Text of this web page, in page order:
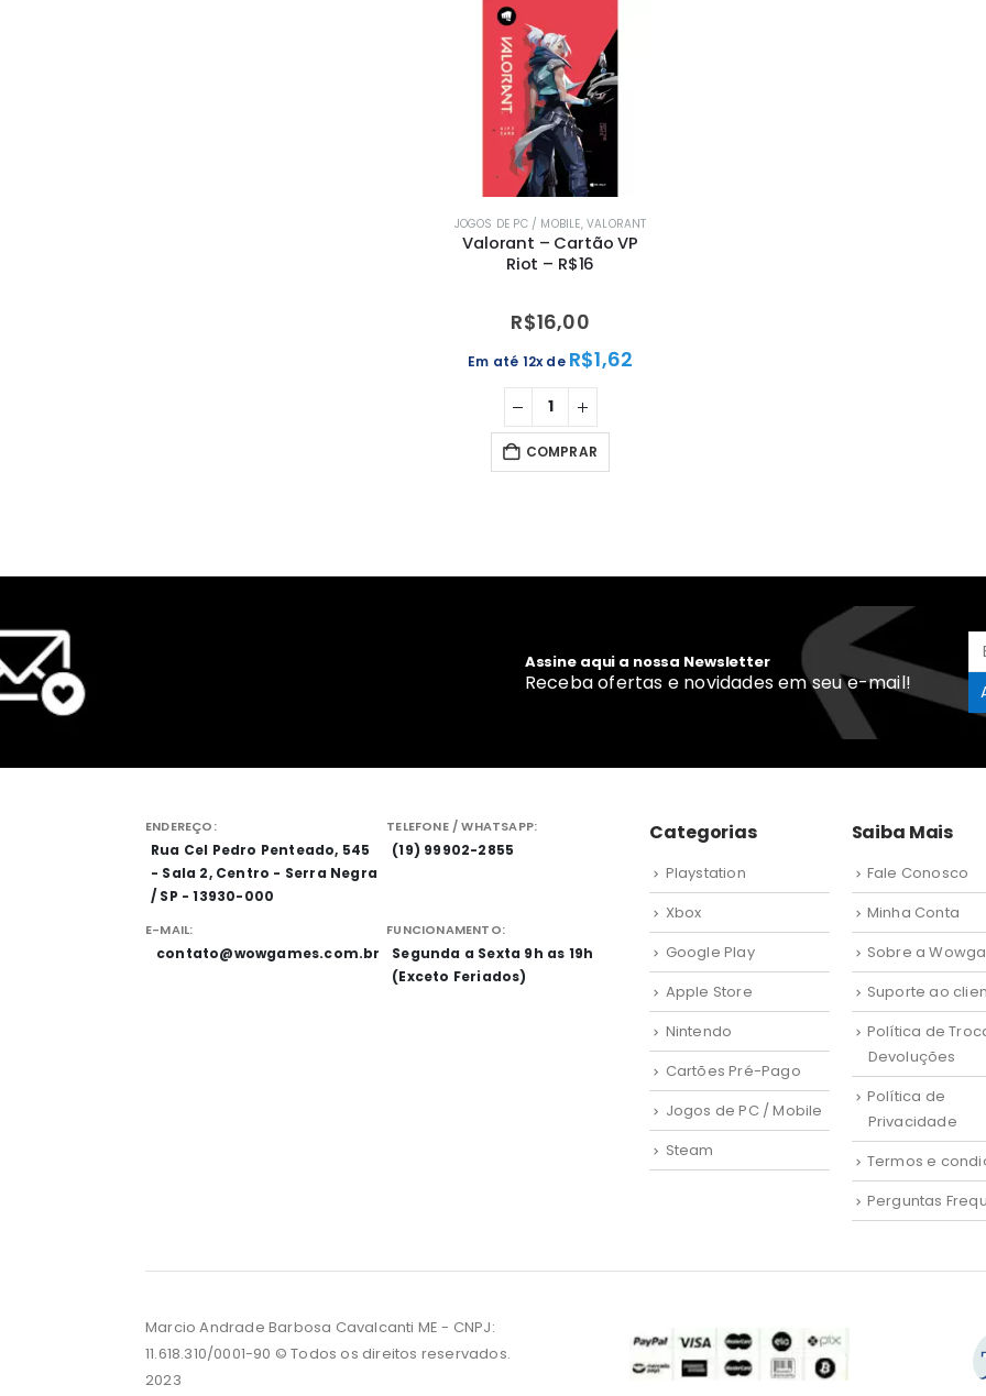
JOGOS DE PC / MOBILE,VALORANT
Valorant – Cartão VP
Riot – R$16
R$16,00
Em até 12x de R$1,62
COMPRAR
Assine aqui a nossa Newsletter
Receba ofertas e novidades em seu e-mail!
ENDEREÇO:
Rua Cel Pedro Penteado, 545
- Sala 2, Centro - Serra Negra
/ SP - 13930-000
TELEFONE / WHATSAPP:
(19) 99902-2855
E-MAIL:
contato@wowgames.com.br
FUNCIONAMENTO:
Segunda a Sexta 9h as 19h
(Exceto Feriados)
Categorias
Playstation
Xbox
Google Play
Apple Store
Nintendo
Cartões Pré-Pago
Jogos de PC / Mobile
Steam
Saiba Mais
Fale Conosco
Minha Conta
Sobre a
Suporte ao
Política de
Devoluções
Política de
Privacidade
Termos e
Perguntas
Marcio Andrade Barbosa Cavalcanti ME - CNPJ:
11.618.310/0001-90 © Todos os direitos reservados.
2023